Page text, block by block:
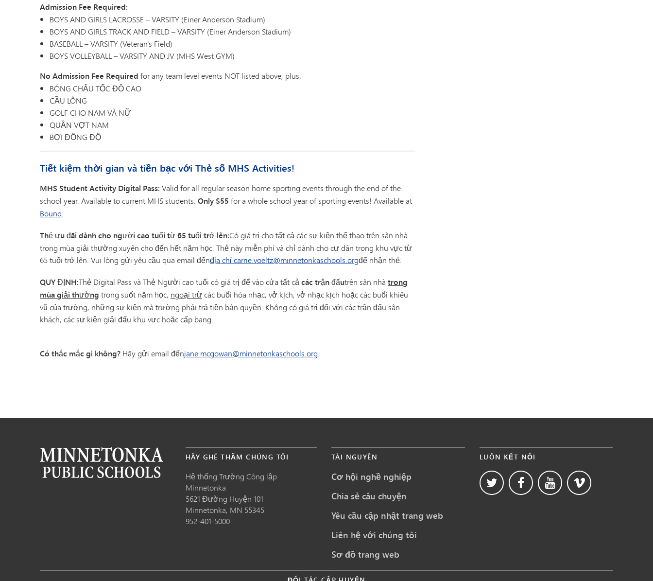
Admission Fee Required:
BOYS AND GIRLS LACROSSE – VARSITY (Einer Anderson Stadium)
BOYS AND GIRLS TRACK AND FIELD – VARSITY (Einer Anderson Stadium)
BASEBALL – VARSITY (Veteran's Field)
BOYS VOLLEYBALL – VARSITY AND JV (MHS West GYM)
No Admission Fee Required for any team level events NOT listed above, plus:
BÓNG CHẬU TỐC ĐỘ CAO
CẦU LÔNG
GOLF CHO NAM VÀ NỮ
QUẦN VỢT NAM
BƠI ĐỒNG ĐỘ
Tiết kiệm thời gian và tiền bạc với Thẻ số MHS Activities!
MHS Student Activity Digital Pass: Valid for all regular season home sporting events through the end of the
school year. Available to current MHS students. Only $55 for a whole school year of sporting events! Available at
Bound.
Thẻ ưu đãi dành cho người cao tuổi từ 65 tuổi trở lên:Có giá trị cho tất cả các sự kiện thể thao trên sân nhà
trong mùa giải thường xuyên cho đến hết năm học. Thẻ này miễn phí và chỉ dành cho cư dân trong khu vực từ
65 tuổi trở lên. Vui lòng gửi yêu cầu qua email đếnđịa chỉ carrie.voeltz@minnetonkaschools.orgđể nhận thẻ.
QUY ĐỊNH:Thẻ Digital Pass và Thẻ Người cao tuổi có giá trị để vào cửa tất cảcác trận đấutrên sân nhà trong
mùa giải thường trong suốt năm học, ngoại trừcác buổi hòa nhạc, vở kịch, vở nhạc kịch hoặc các buổi khiêu
vũ của trường, những sự kiện mà trường phải trả tiền bản quyền. Không có giá trị đối với các trận đấu sân
khách, các sự kiện giải đấu khu vực hoặc cấp bang.
Có thắc mắc gì không? Hãy gửi email đếnjane.mcgowan@minnetonkaschools.org.
HÃY GHÉ THĂM CHÚNG TÔI
Hệ thống Trường Công lập
Minnetonka
5621 Đường Huyện 101
Minnetonka, MN 55345
952-401-5000
TÀI NGUYÊN
Cơ hội nghề nghiệp
Chia sẻ câu chuyện
Yêu cầu cập nhật trang web
Liên hệ với chúng tôi
Sơ đồ trang web
LUÔN KẾT NỐI